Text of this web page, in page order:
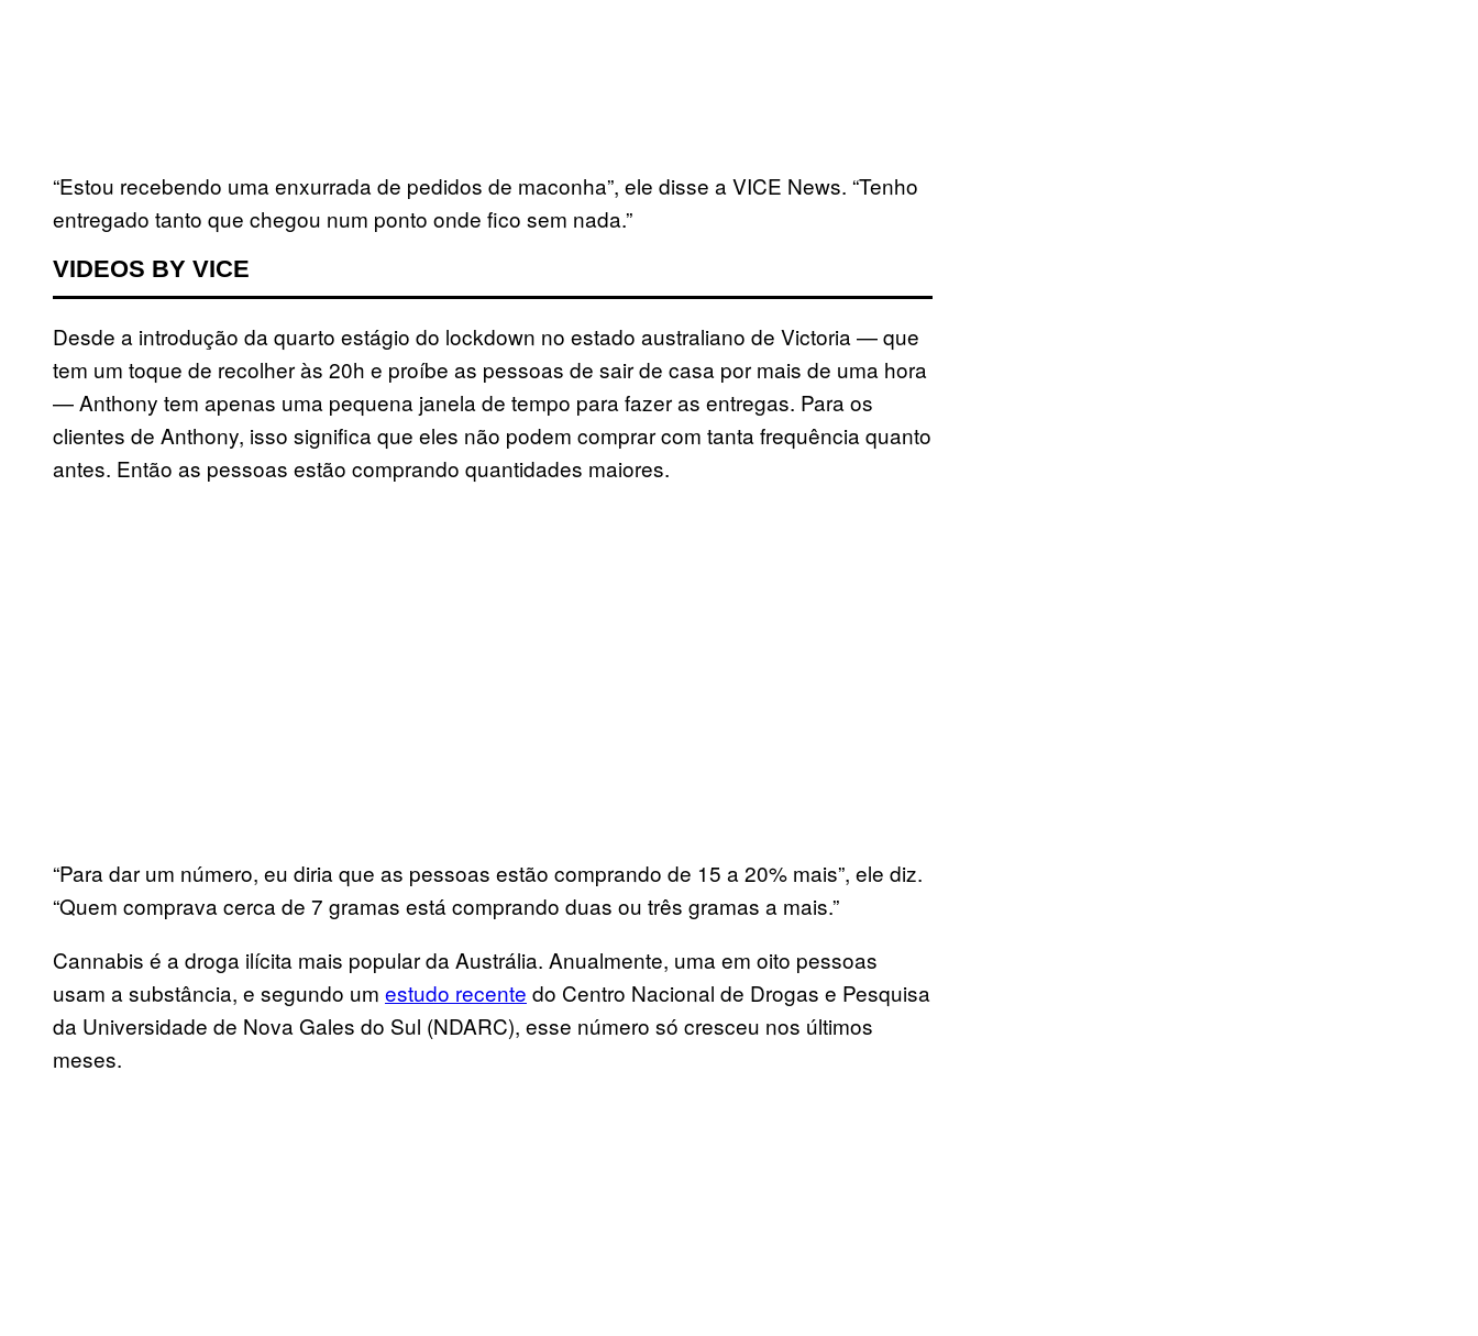
“Estou recebendo uma enxurrada de pedidos de maconha”, ele disse a VICE News. “Tenho
entregado tanto que chegou num ponto onde fico sem nada.”
VIDEOS BY VICE
Desde a introdução da quarto estágio do lockdown no estado australiano de Victoria — que
tem um toque de recolher às 20h e proíbe as pessoas de sair de casa por mais de uma hora
— Anthony tem apenas uma pequena janela de tempo para fazer as entregas. Para os
clientes de Anthony, isso significa que eles não podem comprar com tanta frequência quanto
antes. Então as pessoas estão comprando quantidades maiores.
“Para dar um número, eu diria que as pessoas estão comprando de 15 a 20% mais”, ele diz.
“Quem comprava cerca de 7 gramas está comprando duas ou três gramas a mais.”
Cannabis é a droga ilícita mais popular da Austrália. Anualmente, uma em oito pessoas
usam a substância, e segundo um estudo recente do Centro Nacional de Drogas e Pesquisa
da Universidade de Nova Gales do Sul (NDARC), esse número só cresceu nos últimos
meses.